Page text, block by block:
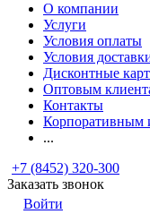
О компании
Услуги
Условия оплаты
Условия
Дисконтные
Оптовым
Контакты
Корпоративным
...
+7 (8452) 320-300
Заказать звонок
Войти